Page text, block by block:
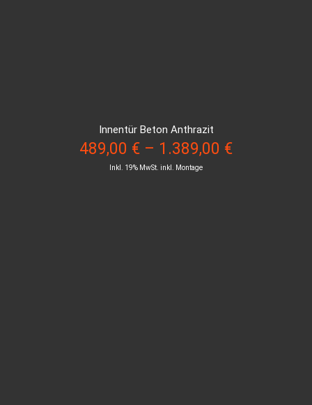
Innentür Beton Anthrazit
489,00 € – 1.389,00 €
Inkl. 19% MwSt. inkl. Montage